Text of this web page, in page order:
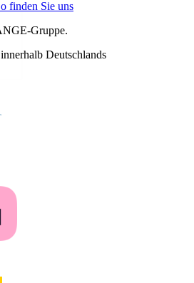
finden Sie uns
Gruppe.
Deutschlands